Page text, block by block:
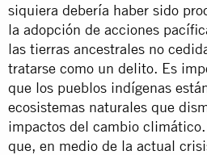
siquiera debería haber sido
la adopción de acciones
las tierras ancestrales no
tratarse como un delito. Es
que los pueblos indígenas
ecosistemas naturales que
impactos del cambio
que, en medio de la actual